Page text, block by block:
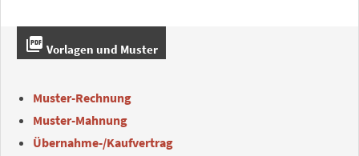
picture_as_pdf Vorlagen und Muster
Muster-Rechnung
Muster-Mahnung
Übernahme-/Kaufvertrag